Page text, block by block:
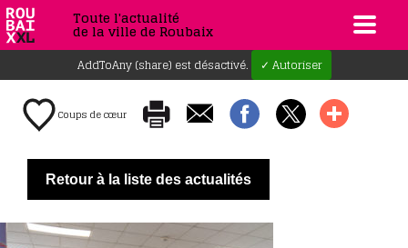
Toute l'actualité
de la ville de Roubaix
AddToAny (share) est désactivé. ✓ Autoriser
Coups de cœur
Retour à la liste des actualités